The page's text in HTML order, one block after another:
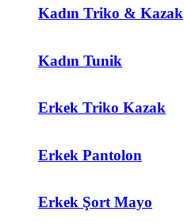
Kadın Triko & Kazak
Kadın Tunik
Erkek Triko Kazak
Erkek Pantolon
Erkek Şort Mayo